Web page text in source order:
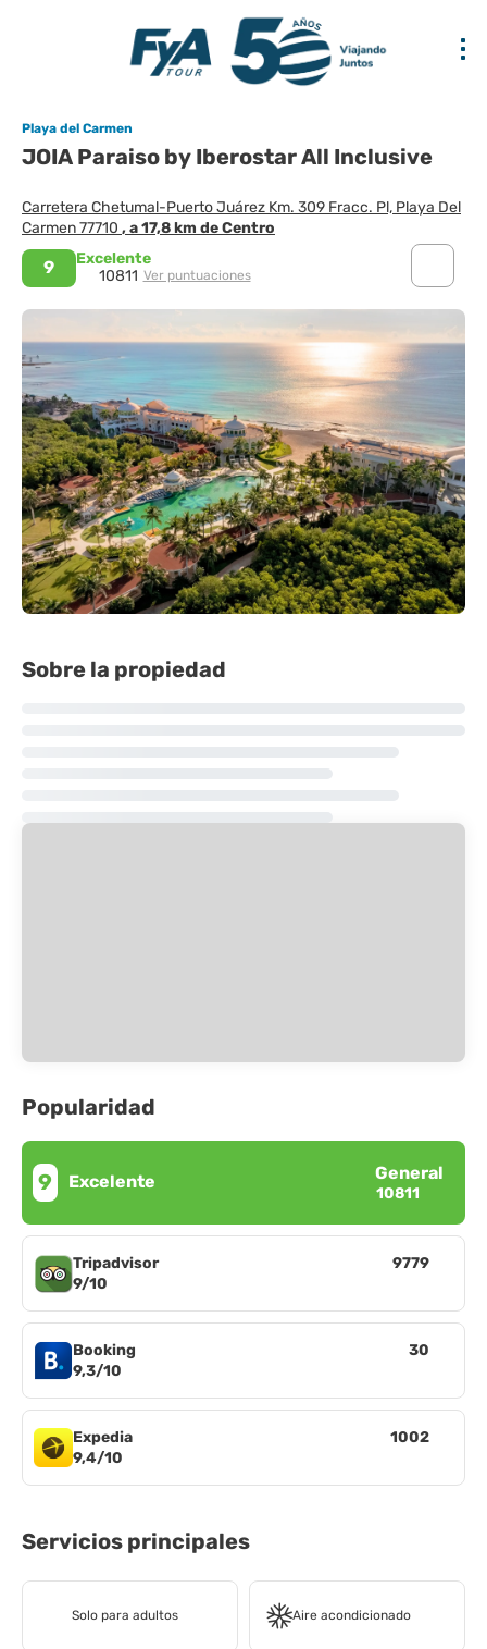
Playa del Carmen
JOIA Paraiso by Iberostar All Inclusive
Carretera Chetumal-Puerto Juárez Km. 309 Fracc. Pl, Playa Del
Carmen 77710 , a 17,8 km de Centro
9
Excelente
10811 Ver puntuaciones
Sobre la propiedad
Popularidad
9 Excelente General
10811
Tripadvisor
9/10
9779
Booking
9,3/10
30
Expedia
9,4/10
1002
Servicios principales
Solo para adultos Aire acondicionado